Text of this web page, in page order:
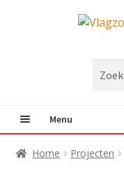
Menu
Vlaggen
Home Projecten